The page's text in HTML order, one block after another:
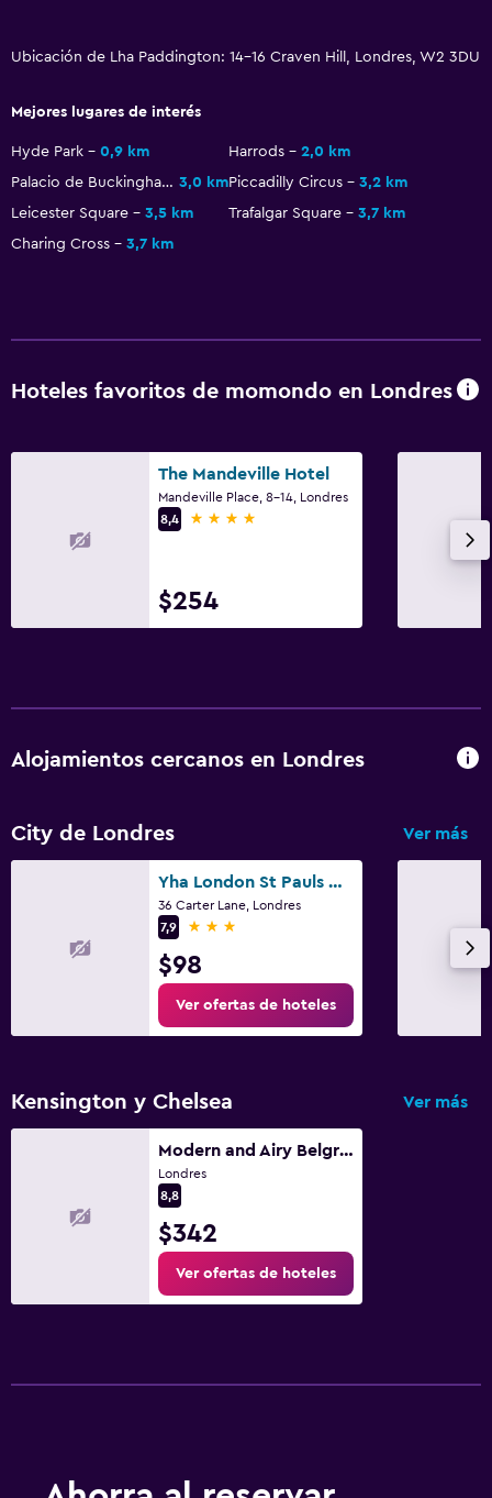
Jardín
Ubicación de Lha Paddington: 14-16 Craven Hill, Londres, W2 3DU
Mejores lugares de interés
Hyde Park 0,9 km Harrods
2,0 km
Palacio de Buckingham 3,0 kmPiccadilly Circus
3,2 km
Leicester Square
3,5 km Trafalgar Square
3,7 km
Charing Cross
3,7 km
Hoteles favoritos de momondo en Londres
The Mandeville Hotel
Mandeville Place, 8-14, Londres
8,4
4 estrellas
$254
Alojamientos cercanos en Londres
City de Londres Ver más
Yha London St Pauls Hostel
36 Carter Lane, Londres
7,9
3 estrellas
$98
Ver ofertas de hoteles
Kensington y Chelsea Ver más
Modern and Airy Belgravia Living
Londres
8,8
$342
Ver ofertas de hoteles